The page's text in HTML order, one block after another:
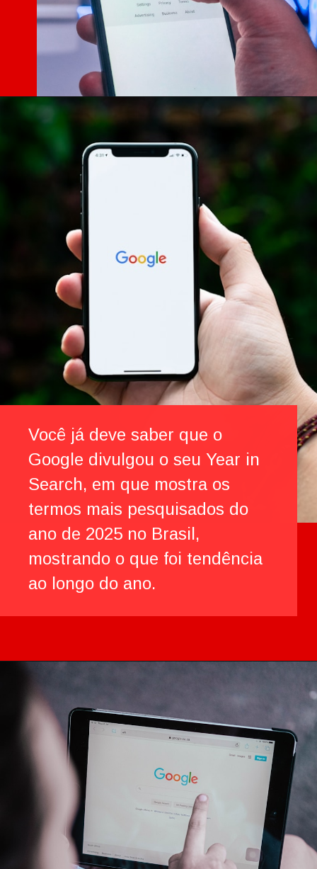
Você já deve saber que o
Google divulgou o seu Year in
Search, em que mostra os
termos mais pesquisados do
ano de 2025 no Brasil,
mostrando o que foi tendência
ao longo do ano.